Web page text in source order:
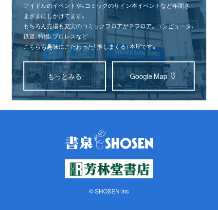
アイドルのイベントや、コミックのサイン本イベントなど年間さ
まざまにしかけてます。
もちろん売場も充実のコミックフロアが２フロア。コンピュータ、
鉄道、特撮、プロレスなど
こちらも趣味にこだわった「推しまくる」本屋です。
もっとみる Google Map
© SHOSEN Inc
書泉グランデ